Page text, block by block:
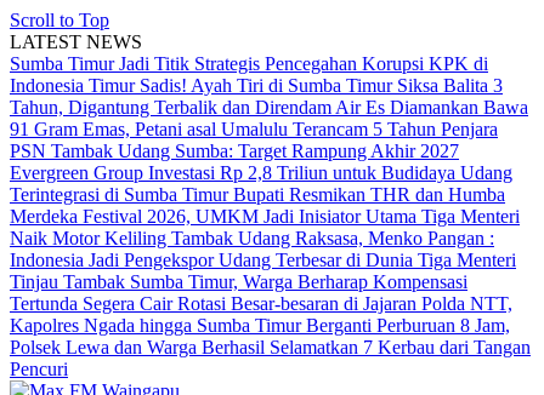
Scroll to Top
LATEST NEWS
Sumba Timur Jadi Titik Strategis Pencegahan Korupsi KPK di
Indonesia Timur Sadis! Ayah Tiri di Sumba Timur Siksa Balita 3
Tahun, Digantung Terbalik dan Direndam Air Es Diamankan Bawa
91 Gram Emas, Petani asal Umalulu Terancam 5 Tahun Penjara
PSN Tambak Udang Sumba: Target Rampung Akhir 2027
Evergreen Group Investasi Rp 2,8 Triliun untuk Budidaya Udang
Terintegrasi di Sumba TimurBupati Resmikan THR dan Humba
Merdeka Festival 2026, UMKM Jadi Inisiator Utama Tiga Menteri
Naik Motor Keliling Tambak Udang Raksasa, Menko Pangan :
Indonesia Jadi Pengekspor Udang Terbesar di Dunia Tiga Menteri
Tinjau Tambak Sumba Timur, Warga Berharap Kompensasi
Tertunda Segera CairRotasi Besar-besaran di Jajaran Polda NTT,
Kapolres Ngada hingga Sumba Timur Berganti Perburuan 8 Jam,
Polsek Lewa dan Warga Berhasil Selamatkan 7 Kerbau dari Tangan
Pencuri